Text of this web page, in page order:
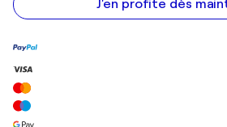
mail
J'en profite dès